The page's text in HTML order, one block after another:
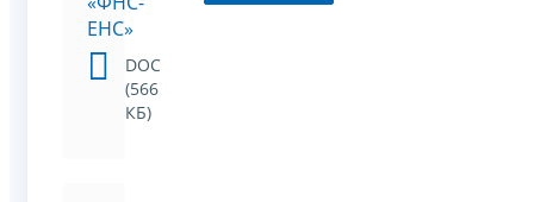
ЕНС»
DOC
(566
КБ)